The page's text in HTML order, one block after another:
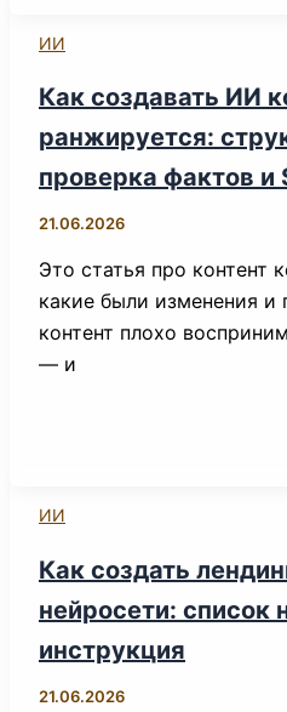
ИИ
Как создавать ИИ
ранжируется:
проверка фактов и
21.06.2026
Это статья про контент
какие были изменения и
контент плохо
— и
ИИ
Как создать
нейросети: список
инструкция
21.06.2026